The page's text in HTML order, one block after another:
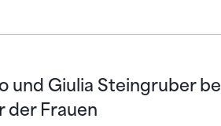
und Giulia Steingruber
der Frauen
Giulia Steingruber